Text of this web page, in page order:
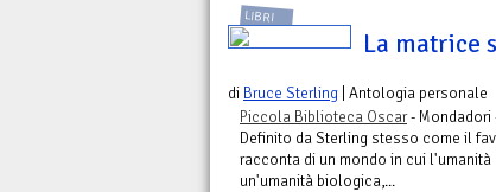
LIBRI
La matrice
di Bruce Sterling | Antologia personale
Piccola Biblioteca Oscar- Mondadori
Definito da Sterling stesso come il
racconta di un mondo in cui
un'umanità biologica,...